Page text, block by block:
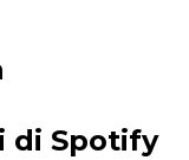
di Spotify